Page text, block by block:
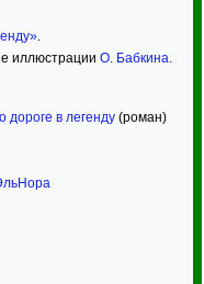
.
иллюстрации О. Бабкина
дороге в легенду (роман)